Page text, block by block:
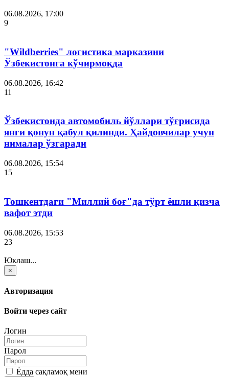
06.08.2026, 17:00
9
"Wildberries" логистика марказини
Ўзбекистонга кўчирмоқда
06.08.2026, 16:42
11
Ўзбекистонда автомобиль йўллари тўғрисида
янги қонун қабул қилинди. Ҳайдовчилар учун
нималар ўзгаради
06.08.2026, 15:54
15
Тошкентдаги "Миллий боғ"да тўрт ёшли қизча
вафот этди
06.08.2026, 15:53
23
Юклаш...
×
Авторизация
Войти через сайт
Логин
Парол
Ёдда сақламоқ мени